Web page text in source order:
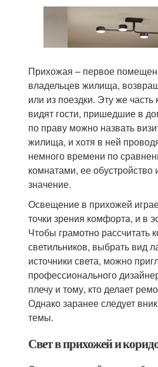
Прихожая – первое
владельцев жилища,
или из поездки. Эту же
видят гости, пришедшие в
по праву можно назвать
жилища, и хотя в ней
немного времени по
комнатами, ее
значение.
Освещение в прихожей
точки зрения комфорта, и в
Чтобы грамотно рассчитать
светильников, выбрать вид
источники света, можно
профессионального
плечу и тому, кто делает
Однако заранее следует
темы.
Свет в прихожей и